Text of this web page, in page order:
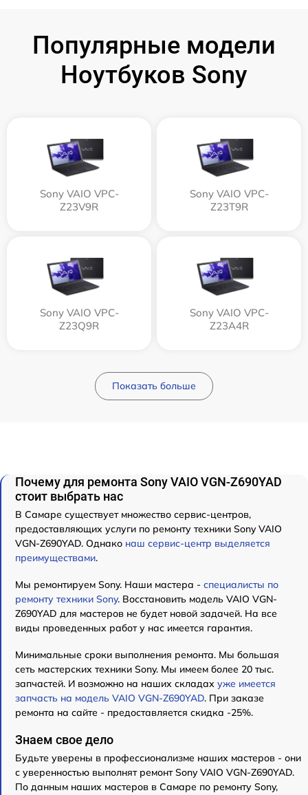
Популярные модели
Ноутбуков Sony
Sony VAIO VPC-
Z23V9R
Sony VAIO VPC-
Z23T9R
Sony VAIO VPC-
Z23Q9R
Sony VAIO VPC-
Z23A4R
Показать больше
Почему для ремонта Sony VAIO VGN-Z690YAD
стоит выбрать нас
В Самаре существует множество сервис-центров,
предоставляющих услуги по ремонту техники Sony VAIO
VGN-Z690YAD. Однако наш сервис-центр выделяется
преимуществами.
Мы ремонтируем Sony. Наши мастера - специалисты по
ремонту техники Sony. Восстановить модель VAIO VGN-
Z690YAD для мастеров не будет новой задачей. На все
виды проведенных работ у нас имеется гарантия.
Минимальные сроки выполнения ремонта. Мы большая
сеть мастерских техники Sony. Мы имеем более 20 тыс.
запчастей. И возможно на наших складах уже имеется
запчасть на модель VAIO VGN-Z690YAD. При заказе
ремонта на сайте - предоставляется скидка -25%.
Знаем свое дело
Будьте уверены в профессионализме наших мастеров - они
с уверенностью выполнят ремонт Sony VAIO VGN-Z690YAD.
По данным наших мастеров в Самаре по ремонту Sony,